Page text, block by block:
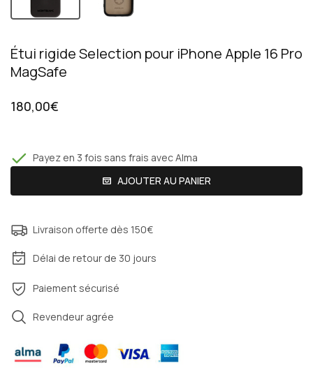
Étui rigide Selection pour iPhone Apple 16 Pro
MagSafe
180,00€
Payez en 3 fois sans frais avec Alma
AJOUTER AU PANIER
Livraison offerte dès 150€
Délai de retour de 30 jours
Paiement sécurisé
Revendeur agrée